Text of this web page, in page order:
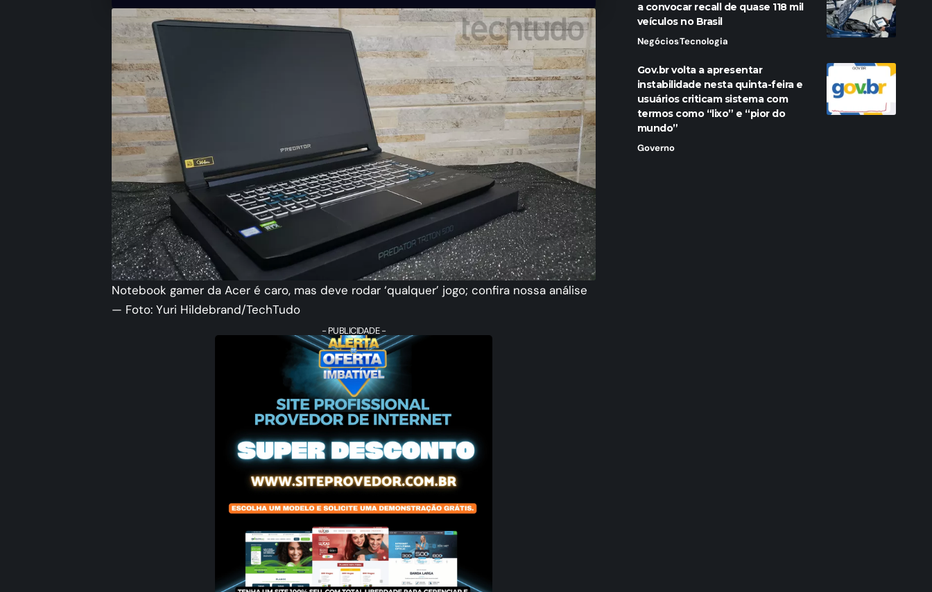
Notebook gamer da Acer é caro, mas deve rodar ‘qualquer’ jogo; confira nossa análise
— Foto: Yuri Hildebrand/TechTudo
- PUBLICIDADE -
a convocar recall de quase 118 mil
veículos no Brasil
NegóciosTecnologia
Gov.br volta a apresentar
instabilidade nesta quinta-feira e
usuários criticam sistema com
termos como “lixo” e “pior do
mundo”
Governo